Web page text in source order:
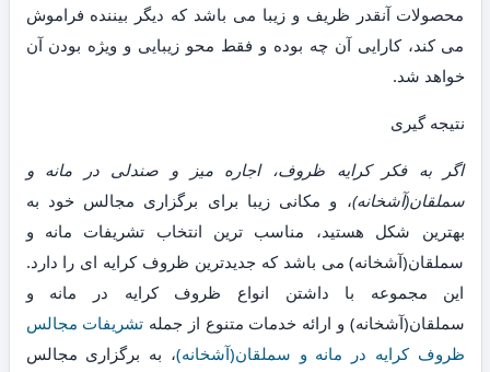
محصولات آنقدر ظریف و زیبا می باشد که دیگر بیننده فراموش
می کند، کارایی آن چه بوده و فقط محو زیبایی و ویژه بودن آن
خواهد شد.
نتیجه گیری
اگر به فکر کرایه ظروف، اجاره میز و صندلی در مانه و
سملقان(آشخانه)، و مکانی زیبا برای برگزاری مجالس خود به
بهترین شکل هستید، مناسب ترین انتخاب تشریفات مانه و
سملقان(آشخانه) می باشد که جدیدترین ظروف کرایه ای را دارد.
این مجموعه با داشتن انواع ظروف کرایه در مانه و
سملقان(آشخانه) و ارائه خدمات متنوع از جمله تشریفات مجالس
ظروف کرایه در مانه و سملقان(آشخانه)، به برگزاری مجالس